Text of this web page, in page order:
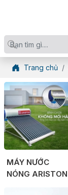
Trang chủ
MÁY NƯỚC
NÓNG ARISTON